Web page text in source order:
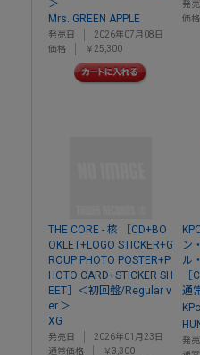
＞
Mrs. GREEN APPLE
発売日
2026年07月08日
価格
￥25,300
発
価格
THE CORE - 核 ［CD+BO
OKLET+LOGO STICKER+G
ROUP PHOTO POSTER+P
HOTO CARD+STICKER SH
EET］＜初回盤/Regular v
er.＞
XG
発売日
2026年01月23日
通常価格
￥3,300
ン
ル
通
発